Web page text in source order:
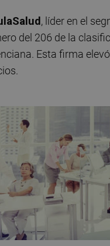
, líder en el
del 206 de la
Esta firma